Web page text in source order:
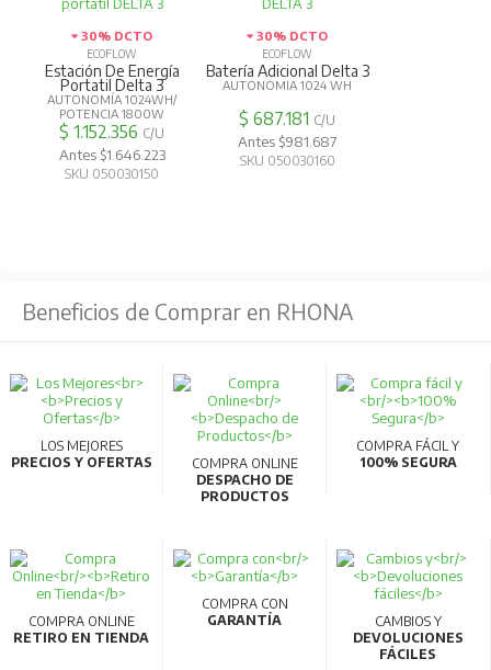
Generador Inteligente:
1500W (56min.)
AC+FV:1500W (56min.)
Solar (FV):11-60V entrada CC, 1x 500W máx.
(130min.)
80%.
Color:Plateado y Gris
SAI:<10ms.
Dimensiones: 398x200x284mm
compatible con
D2M/D2/DP3/D3 EB
30% DCTO
ECOFLOW
Estación De Energía
Portatil Delta 3
AUTONOMÍA 1024WH/
POTENCIA 1800W
$ 1.152.356 C/U
Antes $1.646.223
SKU 050030150
30% DCTO
ECOFLOW
Batería Adicional Delta 3
AUTONOMIA 1024 WH
$ 687.181 C/U
Antes $981.687
SKU 050030160
Beneficios de Comprar en RHONA
LOS MEJORES
PRECIOS Y OFERTAS
COMPRA ONLINE
DESPACHO DE
PRODUCTOS
COMPRA FÁCIL Y
100% SEGURA
COMPRA ONLINE
RETIRO EN TIENDA
COMPRA CON
GARANTÍA
CAMBIOS Y
DEVOLUCIONES
FÁCILES